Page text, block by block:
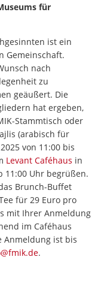
für
ist ein
Gemeinschaft.
nach
zu
geäußert. Die
hat ergeben,
Stammtisch oder
(arabisch für
von 11:00 bis
Levant Caféhaus in
11:00 Uhr begrüßen.
Brunch-Buffet
für 29 Euro pro
mit Ihrer Anmeldung
im Caféhaus
Anmeldung ist bis
.